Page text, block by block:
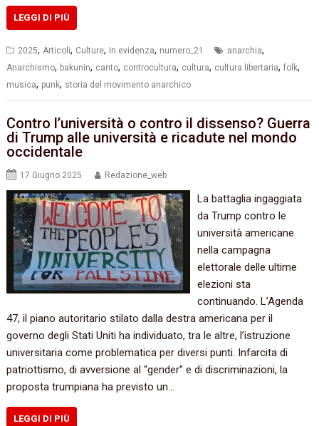
LEGGI DI PIÙ
2025, Articoli, Culture, In evidenza, numero_21 anarchia,
Anarchismo, bakunin, canto, controcultura, cultura, cultura libertaria,folk,
musica, punk, storia del movimento anarchico
Contro l’università o contro il dissenso? Guerra
di Trump alle università e ricadute nel mondo
occidentale
17 Giugno 2025 Redazione_web
La battaglia ingaggiata
da Trump contro le
università americane
nella campagna
elettorale delle ultime
elezioni sta
continuando. L’Agenda
47, il piano autoritario stilato dalla destra americana per il
governo degli Stati Uniti ha individuato, tra le altre, l’istruzione
universitaria come problematica per diversi punti. Infarcita di
patriottismo, di avversione al “gender” e di discriminazioni, la
proposta trumpiana ha previsto un…
LEGGI DI PIÙ